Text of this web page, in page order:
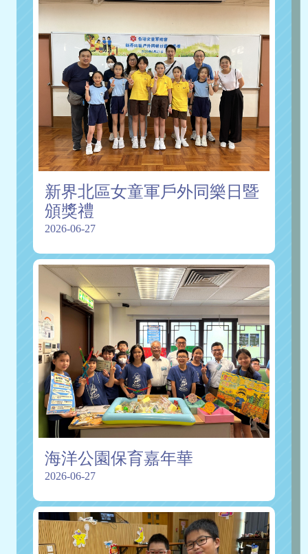
新界北區女童軍戶外同樂日暨
頒獎禮
2026-06-27
海洋公園保育嘉年華
2026-06-27